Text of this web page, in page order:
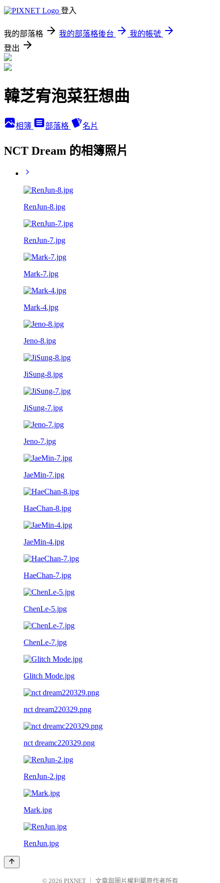
登入
我的部落格 我的部落格後台
我的帳號
登出
韓芝宥泡菜狂想曲
相簿 部落格 名片
NCT Dream 的相簿照片
RenJun-8.jpg
RenJun-7.jpg
Mark-7.jpg
Mark-4.jpg
Jeno-8.jpg
JiSung-8.jpg
JiSung-7.jpg
Jeno-7.jpg
JaeMin-7.jpg
HaeChan-8.jpg
JaeMin-4.jpg
HaeChan-7.jpg
ChenLe-5.jpg
ChenLe-7.jpg
Glitch Mode.jpg
nct dream220329.png
nct dreamc220329.png
RenJun-2.jpg
Mark.jpg
RenJun.jpg
© 2026 PIXNET 文章與圖片權利屬原作者所有